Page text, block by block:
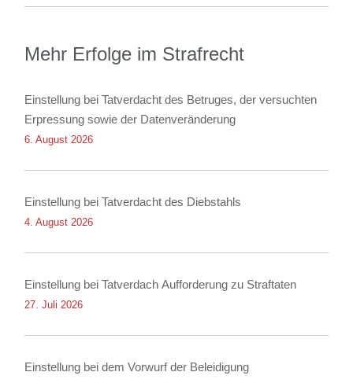
Mehr Erfolge im Strafrecht
Einstellung bei Tatverdacht des Betruges, der versuchten
Erpressung sowie der Datenveränderung
6. August 2026
Einstellung bei Tatverdacht des Diebstahls
4. August 2026
Einstellung bei Tatverdach Aufforderung zu Straftaten
27. Juli 2026
Einstellung bei dem Vorwurf der Beleidigung